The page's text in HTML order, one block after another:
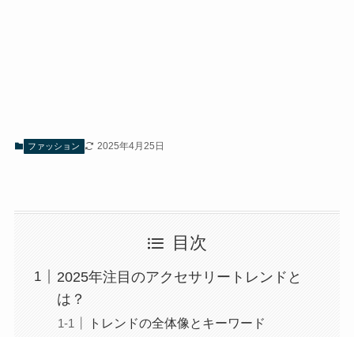
ファッション 2025年4月25日
目次
2025年注目のアクセサリートレンドと
は？
トレンドの全体像とキーワード